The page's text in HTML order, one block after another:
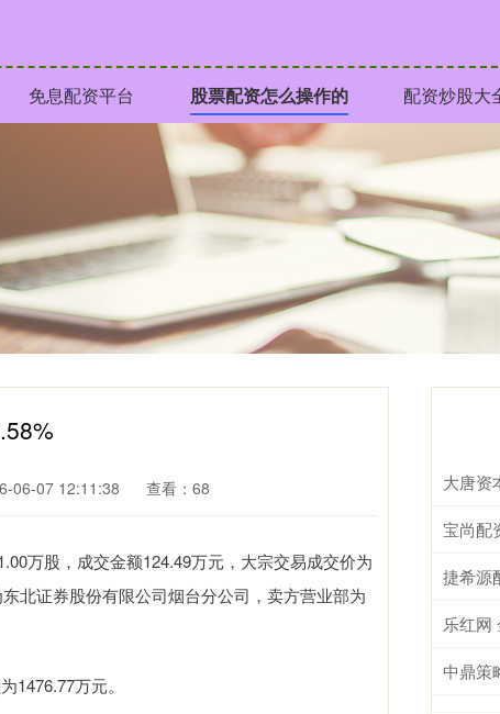
免息配资平台 股票配资怎么操作的 配资炒股大
06-07 12:11:38 查看：68
万股，成交金额124.49万元，大宗交易成交价为
北证券股份有限公司烟台分公司，卖方营业部为
1476.77万元。
中鼎策